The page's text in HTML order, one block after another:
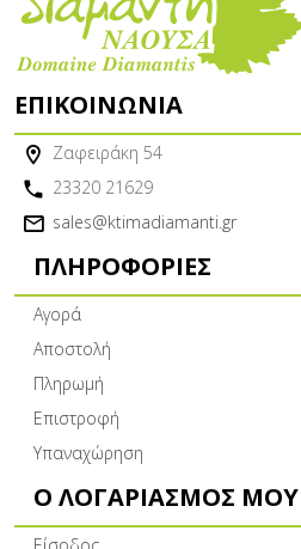
ΕΠΙΚΟΙΝΩΝΊΑ
Ζαφειράκη 54
23320 21629
sales@ktimadiamanti.gr
ΠΛΗΡΟΦΟΡΊΕΣ
Αγορά
Αποστολή
Πληρωμή
Επιστροφή
Υπαναχώρηση
Ο ΛΟΓΑΡΙΑΣΜΌΣ ΜΟΥ